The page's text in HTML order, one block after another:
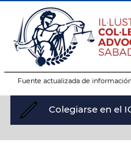
Fuente actualizada de
Colegiarse en el